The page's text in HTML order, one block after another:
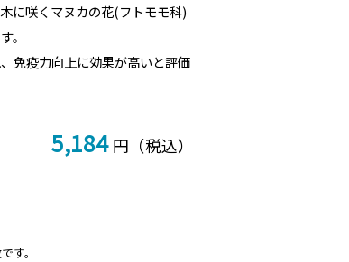
に咲くマヌカの花(フトモモ科)
。
免疫力向上に効果が高いと評価
5,184 円（税込）
す。